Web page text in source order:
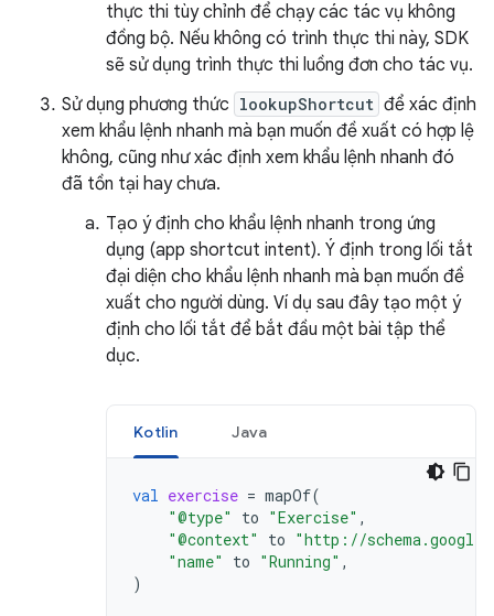
thực thi tùy chỉnh để chạy các tác vụ không
đồng bộ. Nếu không có trình thực thi này, SDK
sẽ sử dụng trình thực thi luồng đơn cho tác vụ.
Sử dụng phương thức lookupShortcut để xác định
xem khẩu lệnh nhanh mà bạn muốn đề xuất có hợp lệ
không, cũng như xác định xem khẩu lệnh nhanh đó
đã tồn tại hay chưa.
Tạo ý định cho khẩu lệnh nhanh trong ứng
dụng (app shortcut intent). Ý định trong lối tắt
đại diện cho khẩu lệnh nhanh mà bạn muốn đề
xuất cho người dùng. Ví dụ sau đây tạo một ý
định cho lối tắt để bắt đầu một bài tập thể
dục.
Kotlin Java
val exercise = mapOf(
"@type"
to "Exercise" ,
"@context"
to "http://
"name"
to "Running" ,
)